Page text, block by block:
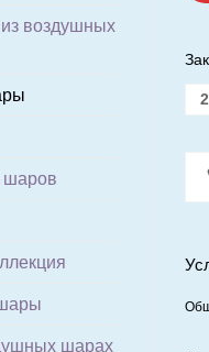
из воздушных
шаров
шарах